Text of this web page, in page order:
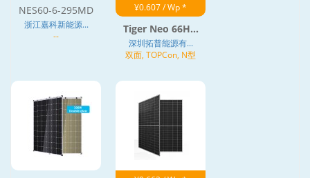
NES60-6-295MD
浙江嘉科新能源...
--
¥0.607 / Wp *
Tiger Neo 66H...
深圳拓普能源有...
双面, TOPCon, N型